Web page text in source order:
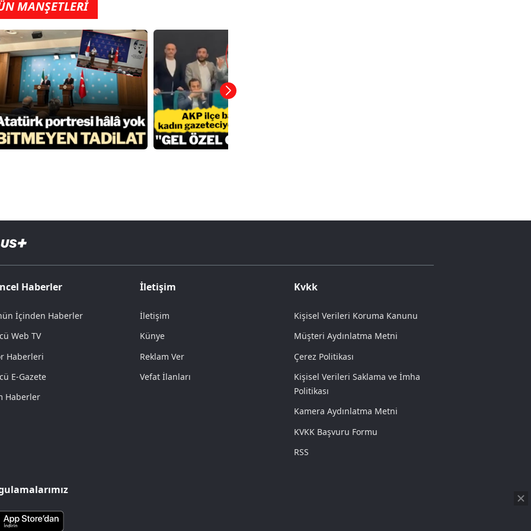
MANŞETLERİ
Haberler
İçinden Haberler
Web TV
Haberleri
E-Gazete
Haberler
İletişim
İletişim
Künye
Reklam Ver
Vefat İlanları
Kvkk
Kişisel Verileri Koruma Kanunu
Müşteri Aydınlatma Metni
Çerez Politikası
Kişisel Verileri Saklama ve İmha
Politikası
Kamera Aydınlatma Metni
KVKK Başvuru Formu
RSS